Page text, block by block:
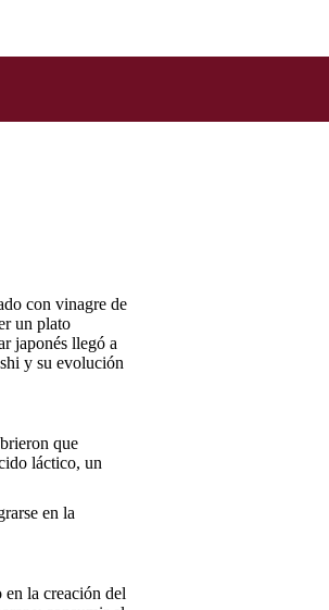
con vinagre de
un plato
japonés llegó a
y su evolución
que
láctico, un
en la
la creación del